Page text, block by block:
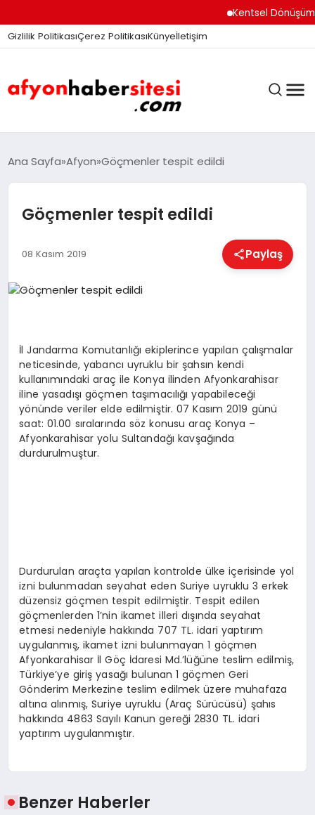
Kentsel Dönüşüm Ofisi
Gizlilik PolitikasıÇerez PolitikasıKünyeİletişim
ANASAYFA
GÜNDEM
EKONOMI
HABERLER
SPOR
TEKNOLOJI
Ana Sayfa Afyon Göçmenler tespit edildi
Göçmenler tespit edildi
08 Kasım 2019 Paylaş
İl Jandarma Komutanlığı ekiplerince yapılan çalışmalar
neticesinde, yabancı uyruklu bir şahsın kendi
kullanımındaki araç ile Konya ilinden Afyonkarahisar
iline yasadışı göçmen taşımacılığı yapabileceği
yönünde veriler elde edilmiştir. 07 Kasım 2019 günü
saat: 01.00 sıralarında söz konusu araç Konya –
Afyonkarahisar yolu Sultandağı kavşağında
durdurulmuştur.
Durdurulan araçta yapılan kontrolde ülke içerisinde yol
izni bulunmadan seyahat eden Suriye uyruklu 3 erkek
düzensiz göçmen tespit edilmiştir. Tespit edilen
göçmenlerden 1’nin ikamet illeri dışında seyahat
etmesi nedeniyle hakkında 707 TL. idari yaptırım
uygulanmış, ikamet izni bulunmayan 1 göçmen
Afyonkarahisar İl Göç İdaresi Md.’lüğüne teslim edilmiş,
Türkiye’ye giriş yasağı bulunan 1 göçmen Geri
Gönderim Merkezine teslim edilmek üzere muhafaza
altına alınmış, Suriye uyruklu (Araç Sürücüsü) şahıs
hakkında 4863 Sayılı Kanun gereği 2830 TL. idari
yaptırım uygulanmıştır.
Benzer Haberler